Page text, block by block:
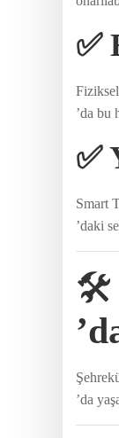
✅
’da bu
✅
Smart
’daki
🛠️
’da